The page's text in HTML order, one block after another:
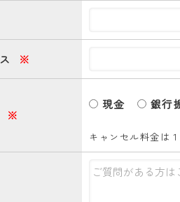
※
※
現金 銀行
キャンセル料金は